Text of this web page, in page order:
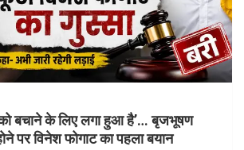
बचाने के लिए लगा हुआ है’… बृजभूषण
पर विनेश फोगाट का पहला बयान